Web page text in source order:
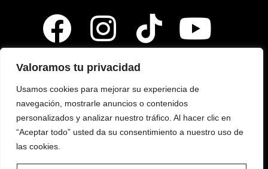
Valoramos tu privacidad
Usamos cookies para mejorar su experiencia de
navegación, mostrarle anuncios o contenidos
personalizados y analizar nuestro tráfico. Al hacer clic en
“Aceptar todo” usted da su consentimiento a nuestro uso de
las cookies.
Política de Cookies
Política de Privacitat
Avís Legal